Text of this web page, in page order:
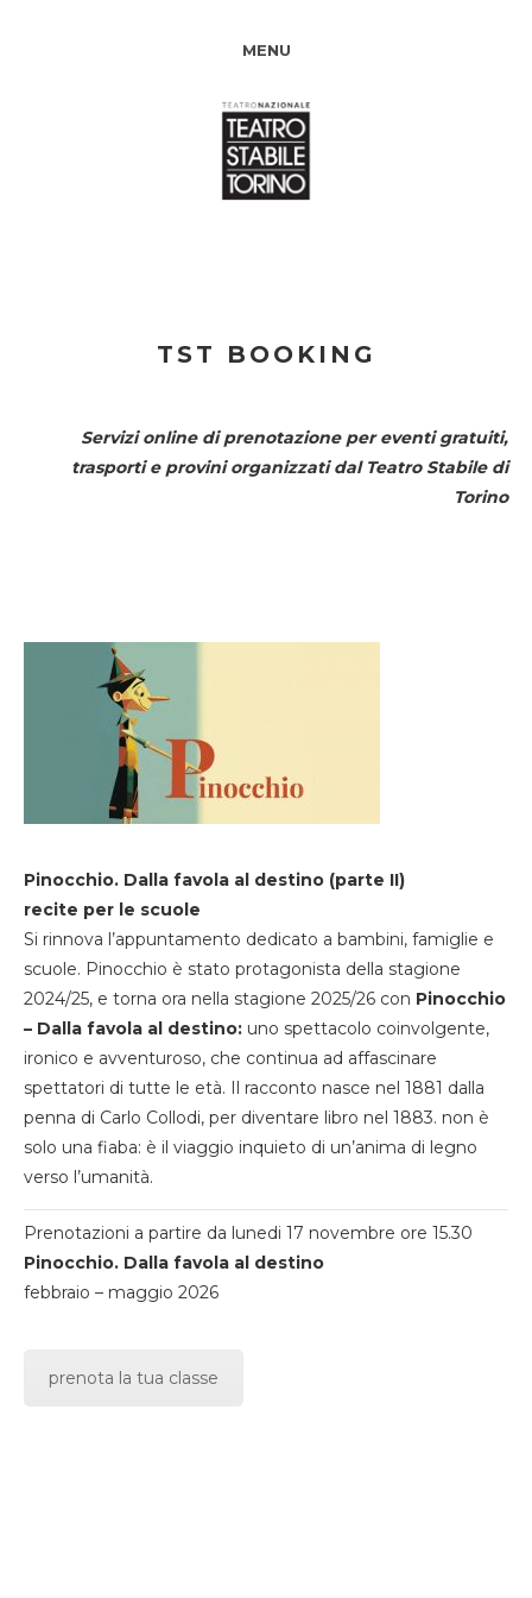
MENU
TST BOOKING
Servizi online di prenotazione per eventi gratuiti,
trasporti e provini organizzati dal Teatro Stabile di
Torino
Pinocchio. Dalla favola al destino (parte II)
recite per le scuole
Si rinnova l’appuntamento dedicato a bambini, famiglie e
scuole. Pinocchio è stato protagonista della stagione
2024/25, e torna ora nella stagione 2025/26 con Pinocchio
– Dalla favola al destino: uno spettacolo coinvolgente,
ironico e avventuroso, che continua ad affascinare
spettatori di tutte le età. Il racconto nasce nel 1881 dalla
penna di Carlo Collodi, per diventare libro nel 1883. non è
solo una fiaba: è il viaggio inquieto di un’anima di legno
verso l’umanità.
Prenotazioni a partire da lunedi 17 novembre ore 15.30
Pinocchio. Dalla favola al destino
febbraio – maggio 2026
prenota la tua classe